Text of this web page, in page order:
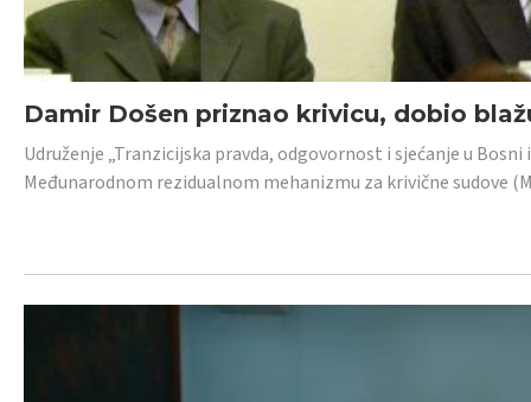
Damir Došen priznao krivicu, dobio
Udruženje „Tranzicijska pravda, odgovornost i sjećanje u
Međunarodnom rezidualnom mehanizmu za krivične sudove